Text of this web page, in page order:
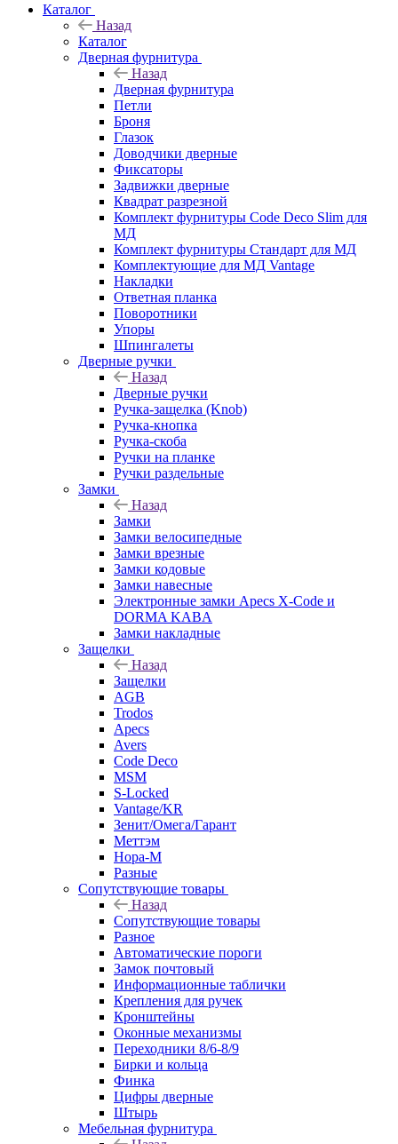
Каталог
Назад
Каталог
Дверная фурнитура
Назад
Дверная фурнитура
Петли
Броня
Глазок
Доводчики дверные
Фиксаторы
Задвижки дверные
Квадрат разрезной
Комплект фурнитуры Code Deco Slim для
МД
Комплект фурнитуры Стандарт для МД
Комплектующие для МД Vantage
Накладки
Ответная планка
Поворотники
Упоры
Шпингалеты
Дверные ручки
Назад
Дверные ручки
Ручка-защелка (Knob)
Ручка-кнопка
Ручка-скоба
Ручки на планке
Ручки раздельные
Замки
Назад
Замки
Замки велосипедные
Замки врезные
Замки кодовые
Замки навесные
Электронные замки Apecs X-Code и
DORMA KABA
Замки накладные
Защелки
Назад
Защелки
AGB
Trodos
Apecs
Avers
Code Deco
MSM
S-Locked
Vantage/KR
Зенит/Омега/Гарант
Меттэм
Нора-М
Разные
Сопутствующие товары
Назад
Сопутствующие товары
Разное
Автоматические пороги
Замок почтовый
Информационные таблички
Крепления для ручек
Кронштейны
Оконные механизмы
Переходники 8/6-8/9
Бирки и кольца
Финка
Цифры дверные
Штырь
Мебельная фурнитура